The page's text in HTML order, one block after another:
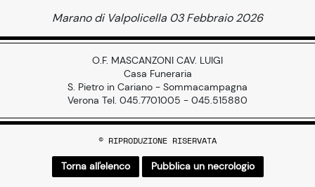
Marano di Valpolicella 03 Febbraio 2026
O.F. MASCANZONI CAV. LUIGI
Casa Funeraria
S. Pietro in Cariano - Sommacampagna
Verona Tel. 045.7701005 - 045.515880
© RIPRODUZIONE RISERVATA
Torna all'elenco Pubblica un necrologio